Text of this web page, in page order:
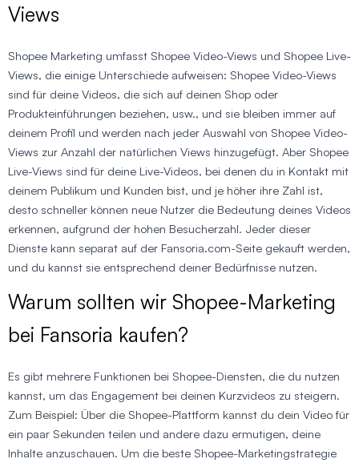
Views
Shopee Marketing umfasst Shopee Video-Views und Shopee Live-
Views, die einige Unterschiede aufweisen: Shopee Video-Views
sind für deine Videos, die sich auf deinen Shop oder
Produkteinführungen beziehen, usw., und sie bleiben immer auf
deinem Profil und werden nach jeder Auswahl von Shopee Video-
Views zur Anzahl der natürlichen Views hinzugefügt. Aber Shopee
Live-Views sind für deine Live-Videos, bei denen du in Kontakt mit
deinem Publikum und Kunden bist, und je höher ihre Zahl ist,
desto schneller können neue Nutzer die Bedeutung deines Videos
erkennen, aufgrund der hohen Besucherzahl. Jeder dieser
Dienste kann separat auf der Fansoria.com-Seite gekauft werden,
und du kannst sie entsprechend deiner Bedürfnisse nutzen.
Warum sollten wir Shopee-Marketing
bei Fansoria kaufen?
Es gibt mehrere Funktionen bei Shopee-Diensten, die du nutzen
kannst, um das Engagement bei deinen Kurzvideos zu steigern.
Zum Beispiel: Über die Shopee-Plattform kannst du dein Video für
ein paar Sekunden teilen und andere dazu ermutigen, deine
Inhalte anzuschauen. Um die beste Shopee-Marketingstrategie